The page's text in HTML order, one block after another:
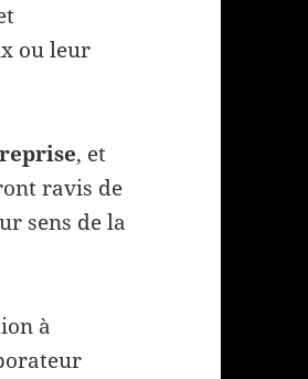
ou leur
, et
ravis de
sens de la
à